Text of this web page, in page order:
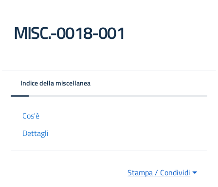
MISC.-0018-001
Indice della miscellanea
Cos'è
Dettagli
Stampa / Condividi